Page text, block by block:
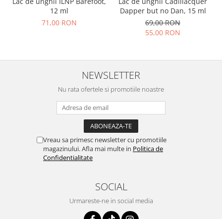
12 ml
71,00 RON
Dapper but no Dan, 15 ml
69,00 RON
55,00 RON
NEWSLETTER
Nu rata ofertele si promotiile noastre
Vreau sa primesc newsletter cu promotiile
magazinului. Afla mai multe in Politica de
Confidentialitate
SOCIAL
Urmareste-ne in social media